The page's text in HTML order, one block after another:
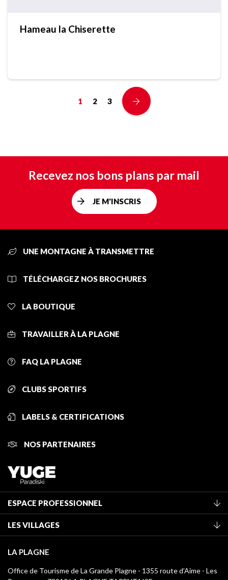
Hameau la Chiserette
1 2 3
Recevez nos bons plans par mail
JE M'INSCRIS
UNE MONTAGNE À TRANSMETTRE
TÉLÉCHARGEZ NOS BROCHURES
LA BOUTIQUE
TRAVAILLER À LA PLAGNE
FAQ LA PLAGNE
CLUBS SPORTIFS
LABELS & CERTIFICATIONS
NOS PARTENAIRES
ESPACE PROFESSIONNEL
Classement des meublés
Taxe de séjour
Médiathèque
LES VILLAGES
Champagny-en-Vanoise
Montchavin - Les Coches
LA PLAGNE
Office de Tourisme de La Grande Plagne - 1355 route d’Aime - Les